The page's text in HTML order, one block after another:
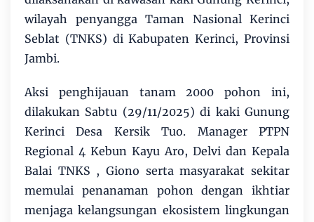
wilayah penyangga Taman Nasional Kerinci
Seblat (TNKS) di Kabupaten Kerinci, Provinsi
Jambi.
Aksi penghijauan tanam 2000 pohon ini,
dilakukan Sabtu (29/11/2025) di kaki Gunung
Kerinci Desa Kersik Tuo. Manager PTPN
Regional 4 Kebun Kayu Aro, Delvi dan Kepala
Balai TNKS , Giono serta masyarakat sekitar
memulai penanaman pohon dengan ikhtiar
menjaga kelangsungan ekosistem lingkungan